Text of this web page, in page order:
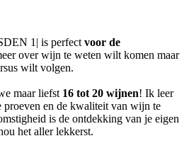
1| is perfectvoor de
over wijn te weten wilt komen maar
wilt volgen.
maar liefst 16 tot 20 wijnen! Ik leer
proeven en de kwaliteit van wijn te
is de ontdekking van je eigen
het aller lekkerst.